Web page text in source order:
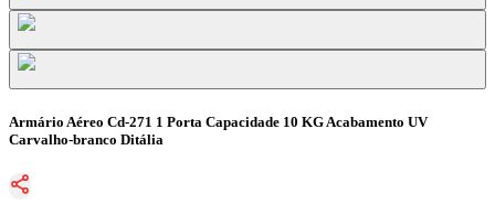
Armário Aéreo Cd-271 1 Porta Capacidade 10 KG Acabamento UV
Carvalho-branco Ditália